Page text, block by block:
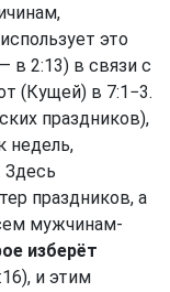
это
в 2:13) в связи с
(Кущей) в 7:1−3.
праздников),
недель,
Здесь
праздников, а
мужчинам-
изберёт
и этим